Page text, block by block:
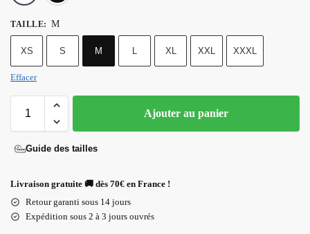
TAILLE: M
XS S M L XL XXL XXXL
Effacer
Ajouter au panier
Guide des tailles
Livraison gratuite 🚚 dès 70€ en France !
Retour garanti sous 14 jours
Expédition sous 2 à 3 jours ouvrés